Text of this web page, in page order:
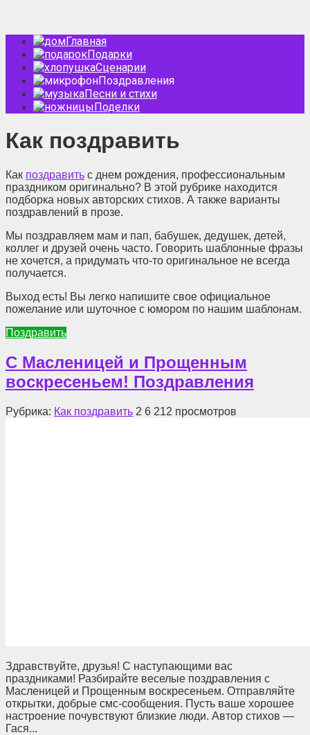
Главная
Подарки
Сценарии
Поздравления
Песни и стихи
Поделки
Как поздравить
Как поздравить с днем рождения, профессиональным
праздником оригинально? В этой рубрике находится
подборка новых авторских стихов. А также варианты
поздравлений в прозе.
Мы поздравляем мам и пап, бабушек, дедушек, детей,
коллег и друзей очень часто. Говорить шаблонные фразы
не хочется, а придумать что-то оригинальное не всегда
получается.
Выход есть! Вы легко напишите свое официальное
пожелание или шуточное с юмором по нашим шаблонам.
Поздравить
С Масленицей и Прощенным
воскресеньем! Поздравления
Рубрика: Как поздравить 2 6 212 просмотров
Здравствуйте, друзья! С наступающими вас
праздниками! Разбирайте веселые поздравления с
Масленицей и Прощенным воскресеньем. Отправляйте
открытки, добрые смс-сообщения. Пусть ваше хорошее
настроение почувствуют близкие люди. Автор стихов —
Гася...